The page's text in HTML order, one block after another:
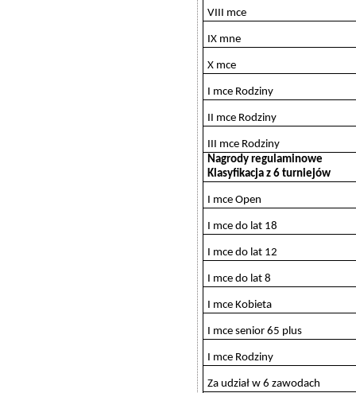
VIII mce
IX mne
X mce
I mce Rodziny
II mce Rodziny
III mce Rodziny
Nagrody regulaminowe
Klasyfikacja z 6 turniejów
I mce Open
I mce do lat 18
I mce do lat 12
I mce do lat 8
I mce Kobieta
I mce senior 65 plus
I mce Rodziny
Za udział w 6 zawodach